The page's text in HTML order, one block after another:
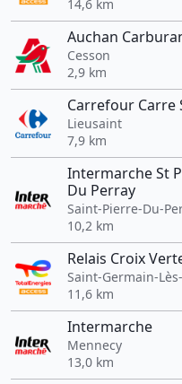
14,6 km
Auchan
Cesson
2,9 km
Carrefour Carre
Lieusaint
7,9 km
Intermarche St
Du Perray
Saint-Pierre-Du-
10,2 km
Relais Croix
Saint-Germain-
11,6 km
Intermarche
Mennecy
13,0 km